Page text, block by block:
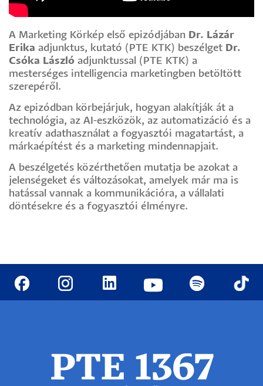
A Marketing Körkép első epizódjában Dr. Lázár
Erika adjunktus, kutató (PTE KTK) beszélget Dr.
Csóka László adjunktussal (PTE KTK) a
mesterséges intelligencia marketingben betöltött
szerepéről.
Az epizódban körbejárjuk, hogyan alakítják át a
technológia, az AI-eszközök, az automatizáció és a
kreatív adathasználat a fogyasztói magatartást, a
márkaépítést és a marketing mindennapjait.
A beszélgetés közérthetően mutatja be azokat a
jelenségeket és változásokat, amelyek már ma is
hatással vannak a kommunikációra, a vállalati
döntésekre és a fogyasztói élményre.